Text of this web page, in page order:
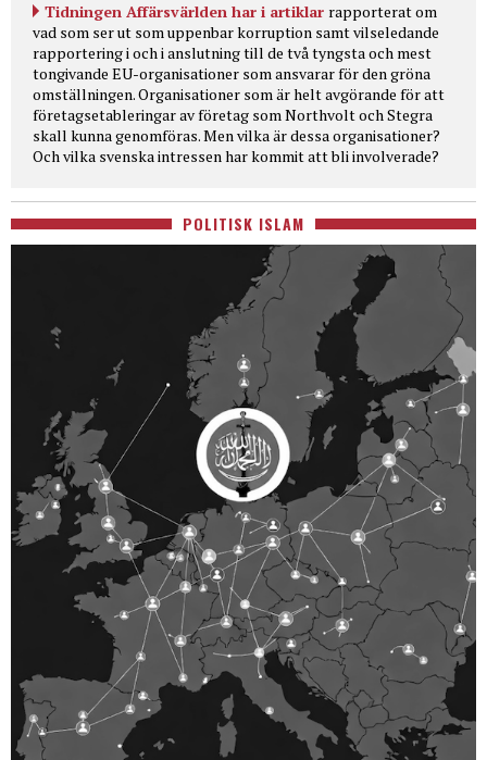
Tidningen Affärsvärlden har i artiklar rapporterat om
vad som ser ut som uppenbar korruption samt vilseledande
rapportering i och i anslutning till de två tyngsta och mest
tongivande EU-organisationer som ansvarar för den gröna
omställningen. Organisationer som är helt avgörande för att
företagsetableringar av företag som Northvolt och Stegra
skall kunna genomföras. Men vilka är dessa organisationer?
Och vilka svenska intressen har kommit att bli involverade?
POLITISK ISLAM